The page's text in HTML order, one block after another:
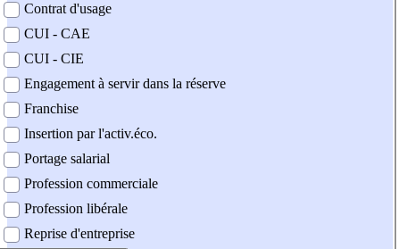
Contrat d'usage
CUI - CAE
CUI - CIE
Engagement à servir dans la réserve
Franchise
Insertion par l'activ.éco.
Portage salarial
Profession commerciale
Profession libérale
Reprise d'entreprise